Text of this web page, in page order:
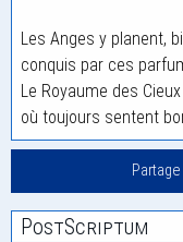
Les Anges y planent,
conquis par ces
Le Royaume des
où toujours sentent
PostScriptum